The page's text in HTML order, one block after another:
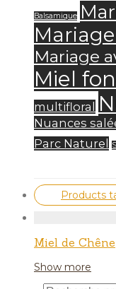
Balsamique
Mariage
Miel
multifloral
Nuances
Parc Naturel
Products
Miel de Chêne
Show more